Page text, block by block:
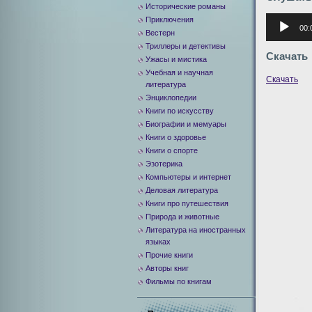
Аудиоплеер
Скачать
Скачать
Исторические романы
Приключения
Вестерн
Триллеры и детективы
Ужасы и мистика
Учебная и научная
литература
Энциклопедии
Книги по искусству
Биографии и мемуары
Книги о здоровье
Книги о спорте
Эзотерика
Компьютеры и интернет
Деловая литература
Книги про путешествия
Природа и животные
Литература на иностранных
языках
Прочие книги
Авторы книг
Фильмы по книгам